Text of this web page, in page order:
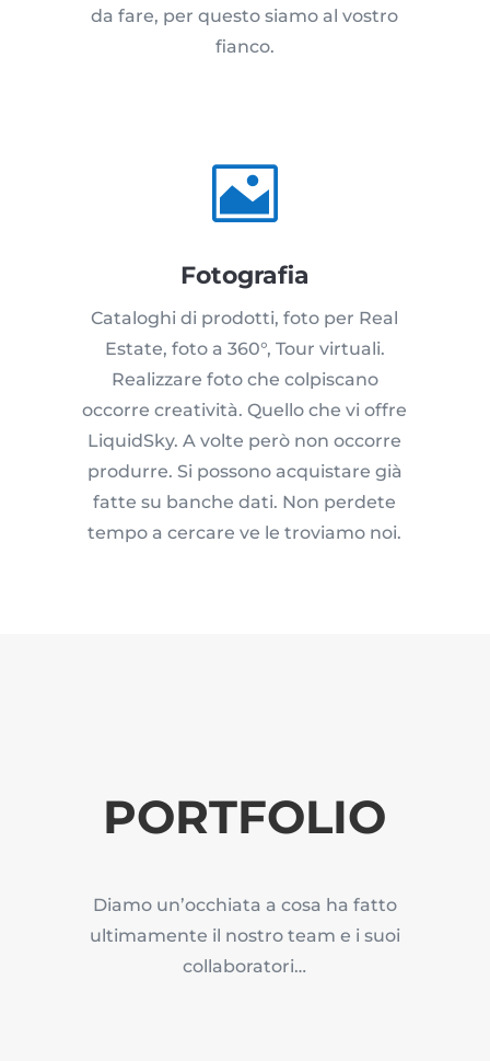
da fare, per questo siamo al vostro
fianco.

Fotografia
Cataloghi di prodotti, foto per Real
Estate, foto a 360°, Tour virtuali.
Realizzare foto che colpiscano
occorre creatività. Quello che vi offre
LiquidSky. A volte però non occorre
produrre. Si possono acquistare già
fatte su banche dati. Non perdete
tempo a cercare ve le troviamo noi.
PORTFOLIO
Diamo un’occhiata a cosa ha fatto
ultimamente il nostro team e i suoi
collaboratori…